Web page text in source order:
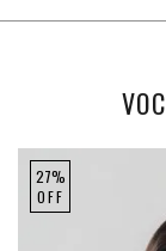
27%
OFF